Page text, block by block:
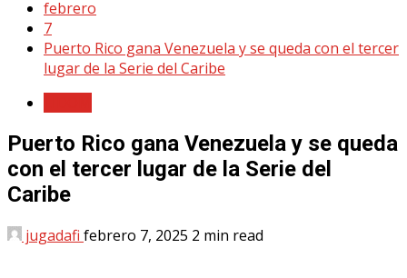
febrero
7
Puerto Rico gana Venezuela y se queda con el tercer
lugar de la Serie del Caribe
Puerto Rico gana Venezuela y se queda
con el tercer lugar de la Serie del
Caribe
jugadafi febrero 7, 2025 2 min read